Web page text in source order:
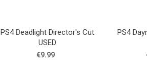
PS4 Deadlight Director's Cut
USED
€9.99
PS4